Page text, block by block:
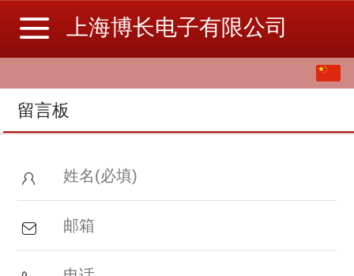
上海博长电子有限公司
留言板